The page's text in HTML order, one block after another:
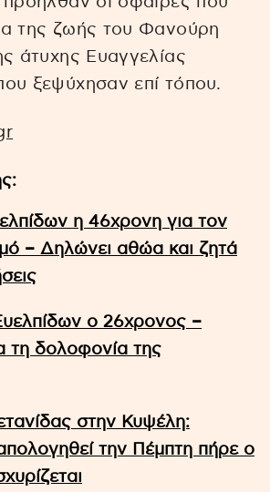
της ζωής του Φανούρη
άτυχης Ευαγγελίας
ξεψύχησαν επί τόπου.
η 46χρονη για τον
– Δηλώνει αθώα και ζητά
ο 26χρονος –
τη δολοφονία της
στην Κυψέλη:
την Πέμπτη πήρε ο